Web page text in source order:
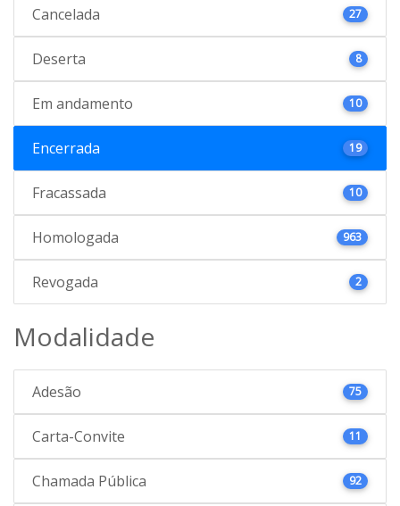
Cancelada 27
Deserta 8
Em andamento 10
Encerrada 19
Fracassada 10
Homologada 963
Revogada 2
Modalidade
Adesão 75
Carta-Convite 11
Chamada Pública 92